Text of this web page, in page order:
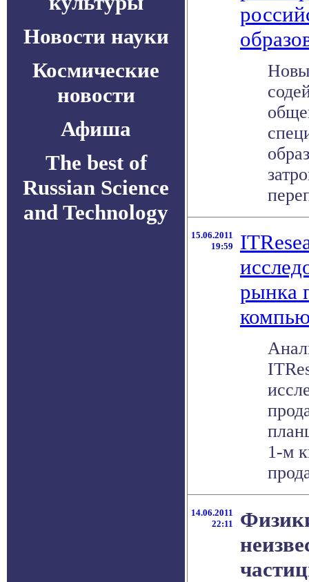
Новости науки
Космические
новости
Афиша
The best of
Russian Science
and Technology
15.06.2011
19:59
рынка
1-м
14.06.2011
22:11